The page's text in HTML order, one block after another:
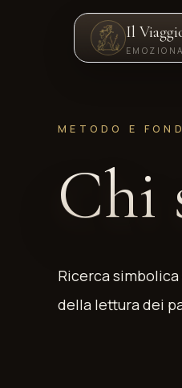
Il
METODO E
Chi
Ricerca
della lettura dei